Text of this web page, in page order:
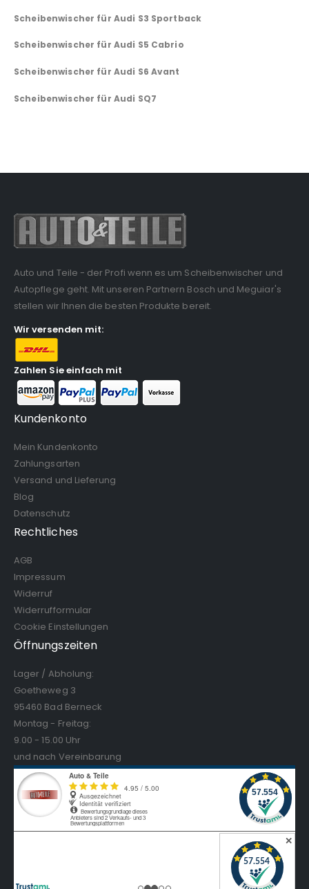
Scheibenwischer für Audi S3 Sportback
Scheibenwischer für Audi S5 Cabrio
Scheibenwischer für Audi S6 Avant
Scheibenwischer für Audi SQ7
Auto und Teile - der Profi wenn es um Scheibenwischer und
Autopflege geht. Mit unseren Partnern Bosch und Meguiar's
stellen wir Ihnen die besten Produkte bereit.
Wir versenden mit:
Zahlen Sie einfach mit
Kundenkonto
Mein Kundenkonto
Zahlungsarten
Versand und Lieferung
Blog
Datenschutz
Rechtliches
AGB
Impressum
Widerruf
Widerrufformular
Cookie Einstellungen
Öffnungszeiten
Lager / Abholung:
Goetheweg 3
95460 Bad Berneck
Montag - Freitag:
9.00 - 15.00 Uhr
und nach Vereinbarung
✕